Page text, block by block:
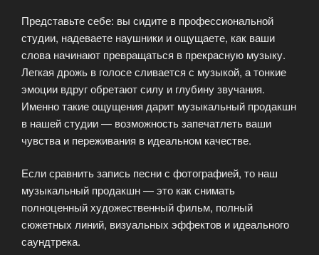
Представьте себе: вы сидите в профессиональной
студии, надеваете наушники и ощущаете, как ваши
слова начинают превращаться в прекрасную музыку.
Легкая дрожь в голосе сливается с музыкой, а тонкие
эмоции вдруг обретают силу и глубину звучания.
Именно такие ощущения дарит музыкальный продакшн
в нашей студии — возможность запечатлеть ваши
чувства и переживания в идеальном качестве.
Если сравнить запись песни с фотографией, то наш
музыкальный продакшн — это как снимать
полноценный художественный фильм, полный
сюжетных линий, визуальных эффектов и идеального
саундтрека.